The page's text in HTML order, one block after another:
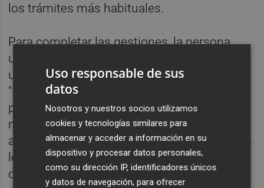
los trámites más habituales.
Para completar las gestiones, la persona
usuaria únicamente necesitará disponer de
un teléfono móvil para realizar su solicitud.
"Este trato humano directo está pensado
para evitar la barrera tecnológica a la que a
menudo se enfrentan las personas mayores
al utilizar medios como la sede electrónica o
los certificados digitales", ha explicado la
concejala Paula Llobet.
Uso responsable de sus
datos
Nosotros y nuestros socios utilizamos
cookies y tecnologías similares para
almacenar y acceder a información en su
dispositivo y procesar datos personales,
como su dirección IP, identificadores únicos
y datos de navegación, para ofrecer